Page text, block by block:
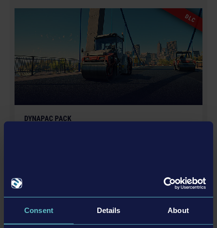
Consent Details About
GmbH. Construction Simulator, astragon, astragon
Entertainment and its logos are trademarks or
registered trademarks of astragon Entertainment
GmbH. weltenbauer., weltenbauer. Software
Entwicklung GmbH and its logos are trademarks or
registered trademarks of weltenbauer. Developed with
the kind support of Liebherr. The machines in this
shapes, colours and performance. All other intellectual
property relating to the trucks, machines, construction
DLC
DYNAPAC PACK
DLC